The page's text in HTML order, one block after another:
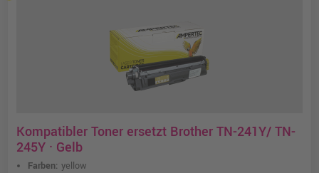
Kompatibler Toner ersetzt Brother TN-241Y/ TN-
245Y · Gelb
Farben: yellow